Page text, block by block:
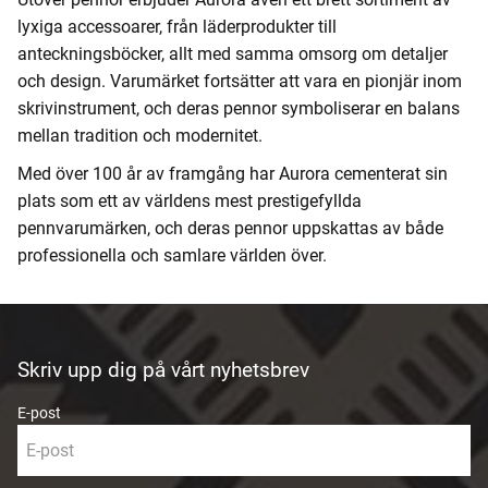
lyxiga accessoarer, från läderprodukter till
anteckningsböcker, allt med samma omsorg om detaljer
och design. Varumärket fortsätter att vara en pionjär inom
skrivinstrument, och deras pennor symboliserar en balans
mellan tradition och modernitet.
Med över 100 år av framgång har Aurora cementerat sin
plats som ett av världens mest prestigefyllda
pennvarumärken, och deras pennor uppskattas av både
professionella och samlare världen över.
Skriv upp dig på vårt nyhetsbrev
E-post